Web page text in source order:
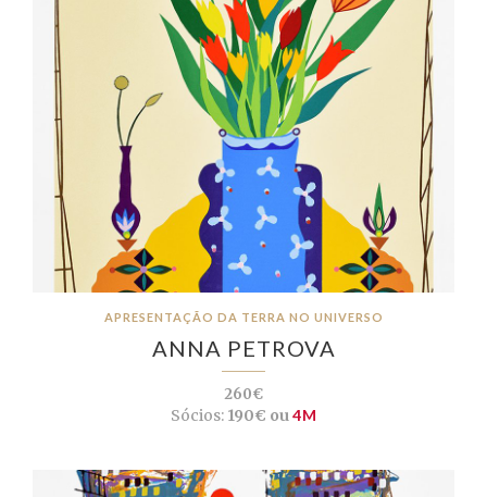
APRESENTAÇÃO DA TERRA NO UNIVERSO
ANNA PETROVA
260€
Sócios:190€ ou 4M